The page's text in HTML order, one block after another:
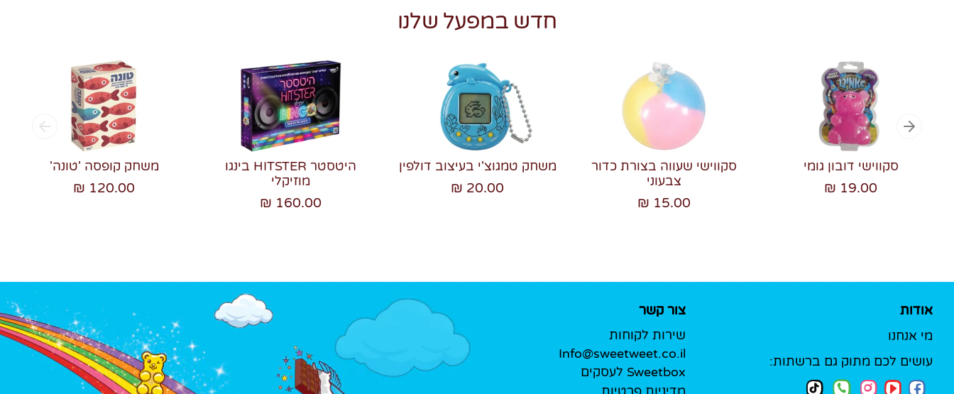
חדש במפעל שלנו
משחק קופסה 'טונה'
120.00 ₪
היטסטר HITSTER בינגו
מוזיקלי
160.00 ₪
משחק טמגוצ'י בעיצוב דולפין
20.00 ₪
סקווישי שעווה בצורת כדור
צבעוני
15.00 ₪
סקווישי דובון גומי
19.00 ₪
אודות
מי אנחנו
עושים לכם מתוק גם ברשתות:
צור קשר
שירות לקוחות
Info@sweetweet.co.il
Sweetbox לעסקים